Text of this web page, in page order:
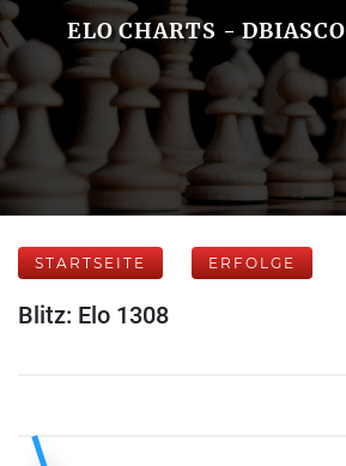
ELO CHARTS - DBIASCO
STARTSEITE ERFOLGE
Blitz: Elo 1308